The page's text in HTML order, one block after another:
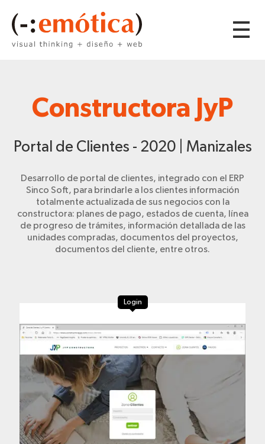
Constructora JyP
Portal de Clientes - 2020 | Manizales
Desarrollo de portal de clientes, integrado con el ERP
Sinco Soft, para brindarle a los clientes información
totalmente actualizada de sus negocios con la
constructora: planes de pago, estados de cuenta, línea
de progreso de trámites, información detallada de las
unidades compradas, documentos del proyectos,
documentos del cliente, entre otros.
Login